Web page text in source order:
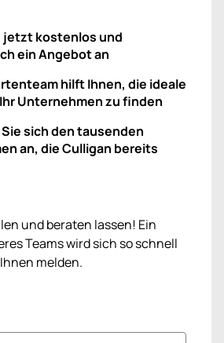
jetzt kostenlos und
ein Angebot an
hilft Ihnen, die ideale
Unternehmen zu finden
sich den tausenden
an, die Culligan bereits
und beraten lassen! Ein
Teams wird sich so schnell
melden.